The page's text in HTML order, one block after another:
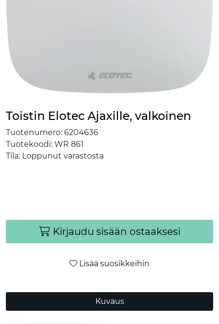
Toistin Elotec Ajaxille, valkoinen
Tuotenumero: 6204636
Tuotekoodi: WR 861
Tila: Loppunut varastosta
Kirjaudu sisään ostaaksesi
Lisää suosikkeihin
Kuvaus